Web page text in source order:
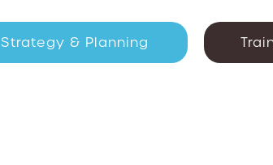
Strategy & Planning